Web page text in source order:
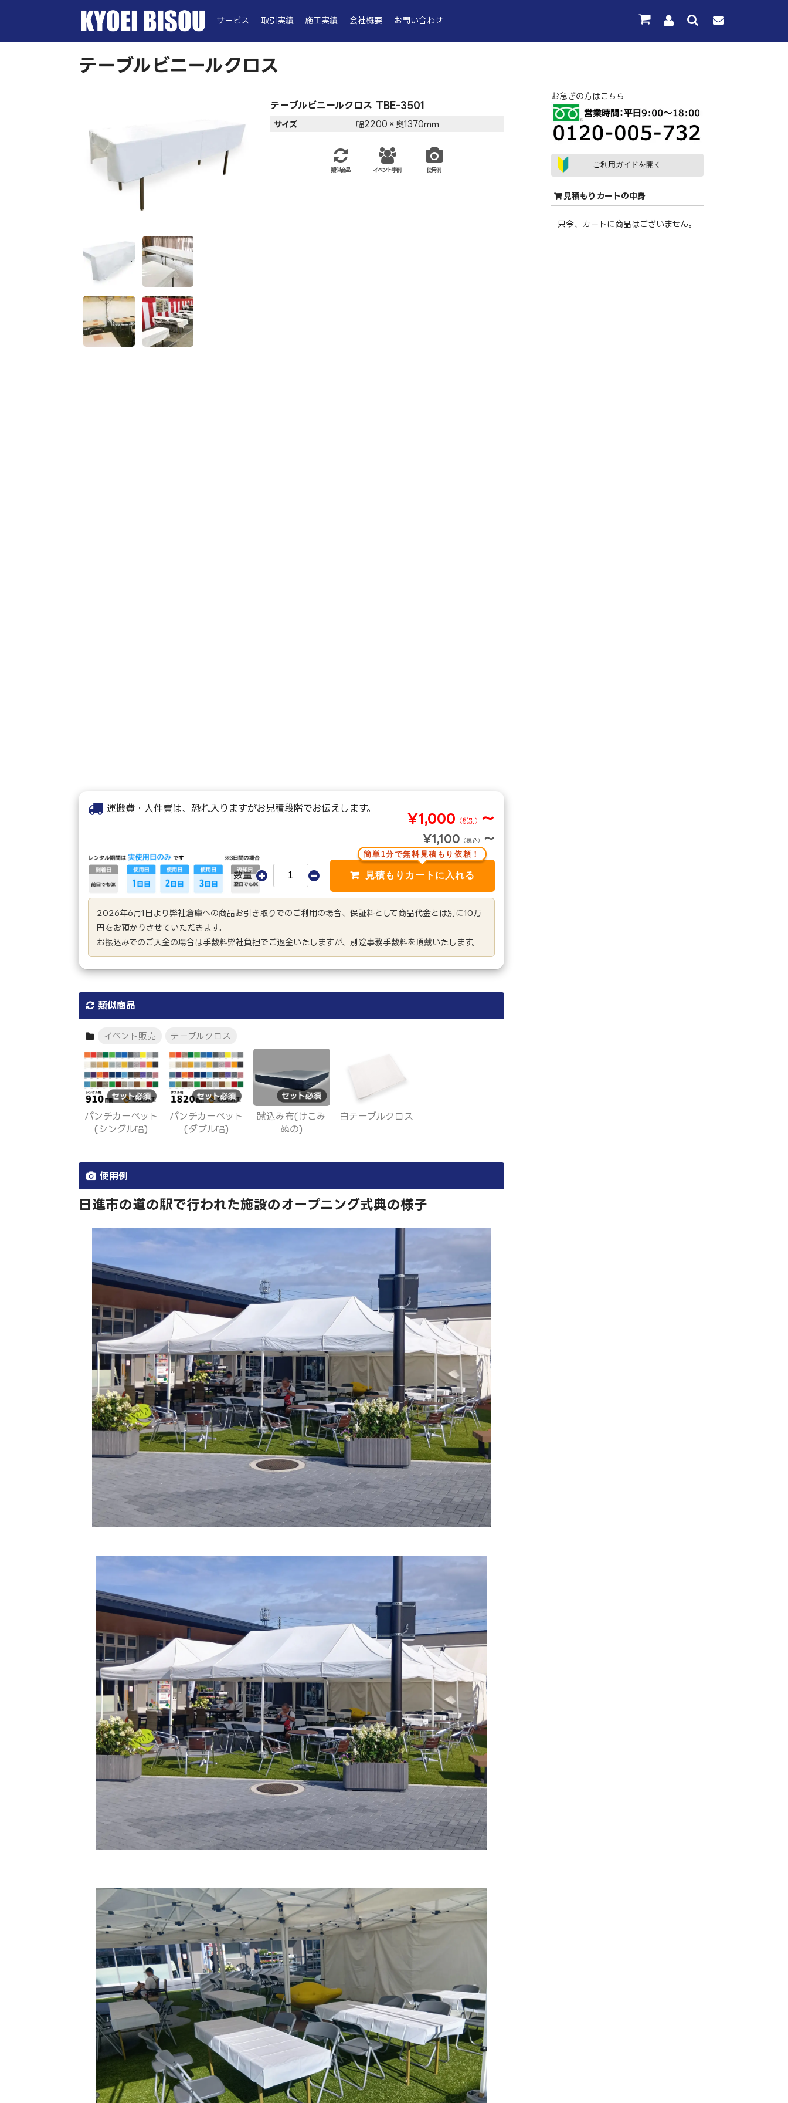
サービス 取引実績 施工実績 会社概要 お問い合わせ
テーブルビニールクロス
テーブルビニールクロス TBE-3501
サイズ 幅2200×奥1370mm
類似商品 イベント事例 使用例
運搬費・人件費は、恐れ入りますがお見積段階でお伝えします。
¥1,000 （税別） ～
¥1,100 （税込） ～
数量
簡単1分で無料見積もり依頼！
2026年6月1日より弊社倉庫への商品お引き取りでのご利用の場合、保証料として商品代金とは別に10万
円をお預かりさせていただきます。
お振込みでのご入金の場合は手数料弊社負担でご返金いたしますが、別途事務手数料を頂戴いたします。
類似商品
イベント販売 テーブルクロス
パンチカーペット
(シングル幅)
パンチカーペット
(ダブル幅)
蹴込み布(けこみ
ぬの)
白テーブルクロス
使用例
日進市の道の駅で行われた施設のオープニング式典の様子
お急ぎの方はこちら
ご利用ガイドを開く
見積もりカートの中身
只今、カートに商品はございません。